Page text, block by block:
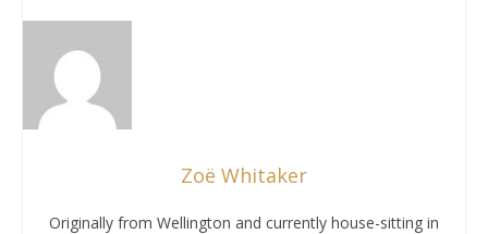
Zoë Whitaker
Originally from Wellington and currently house-sitting in